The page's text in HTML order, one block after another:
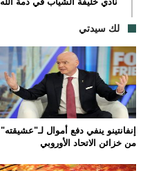
لك سيدتي
إنفانتينو ينفي دفع أموال لـ"عشيقته"
من خزائن الاتحاد الأوروبي